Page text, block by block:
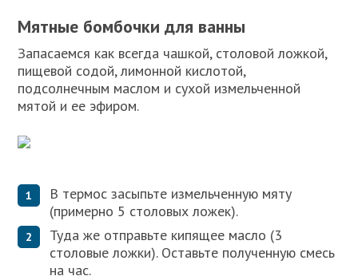
Мятные бомбочки для ванны
Запасаемся как всегда чашкой, столовой ложкой,
пищевой содой, лимонной кислотой,
подсолнечным маслом и сухой измельченной
мятой и ее эфиром.
В термос засыпьте измельченную мяту
(примерно 5 столовых ложек).
Туда же отправьте кипящее масло (3
столовые ложки). Оставьте полученную смесь
на час.